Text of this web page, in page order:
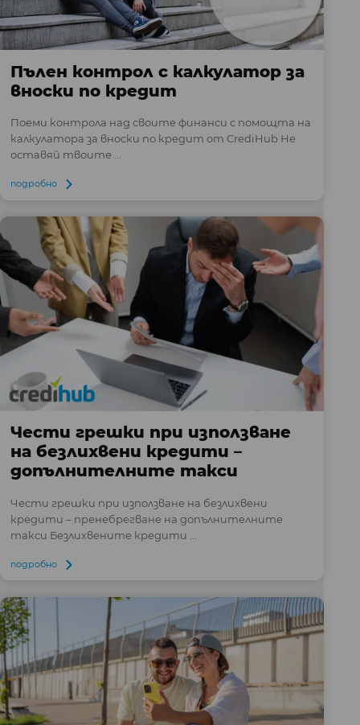
Пълен контрол с калкулатор за
вноски по кредит
Поеми контрола над своите финанси с помощта на
калкулатора за вноски по кредит от CrediHub Не
оставяй твоите ...
подробно
Чести грешки при използване
на безлихвени кредити –
допълнителните такси
Чести грешки при използване на безлихвени
кредити – пренебрегване на допълнителните
такси Безлихвените кредити ...
подробно